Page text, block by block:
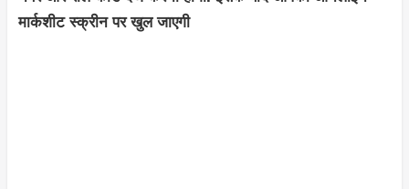
मार्कशीट स्क्रीन पर खुल जाएगी